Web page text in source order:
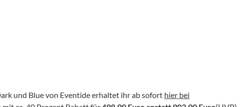
und Blue von Eventide erhaltet ihr ab sofort hier bei